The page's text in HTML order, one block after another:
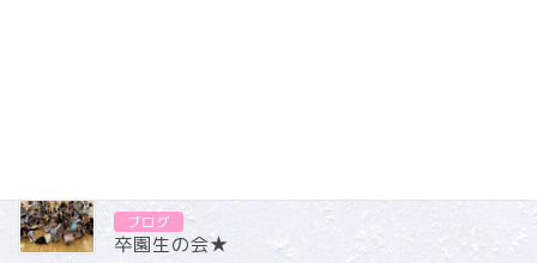
ブログ
卒園生の会★